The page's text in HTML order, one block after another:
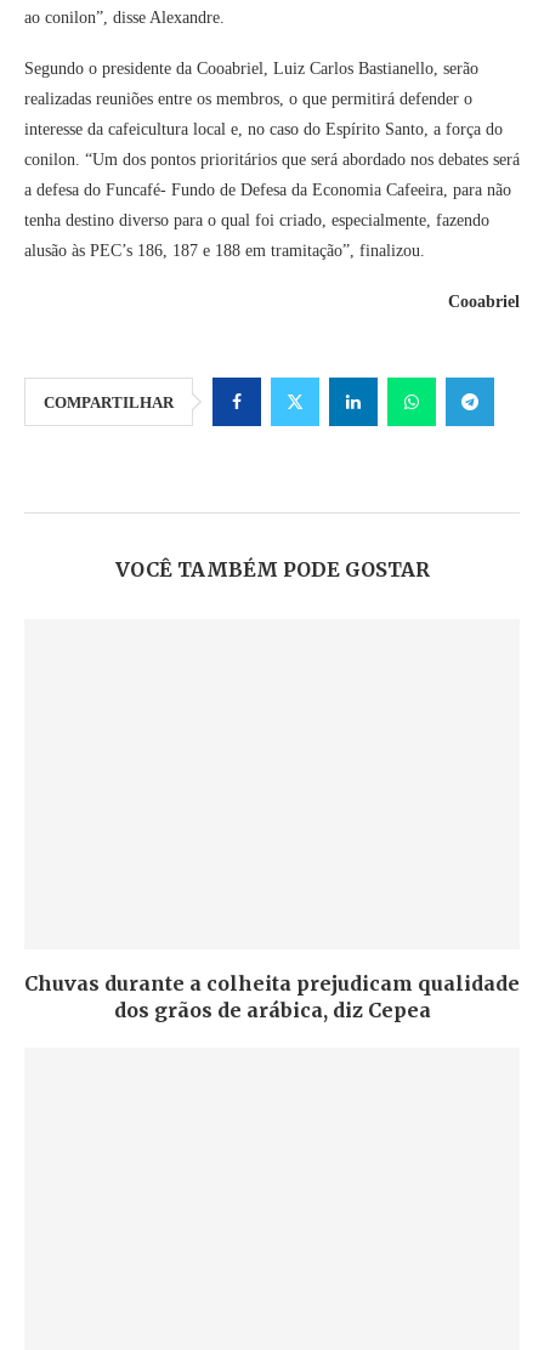
ao conilon”, disse Alexandre.
Segundo o presidente da Cooabriel, Luiz Carlos Bastianello, serão
realizadas reuniões entre os membros, o que permitirá defender o
interesse da cafeicultura local e, no caso do Espírito Santo, a força do
conilon. “Um dos pontos prioritários que será abordado nos debates será
a defesa do Funcafé- Fundo de Defesa da Economia Cafeeira, para não
tenha destino diverso para o qual foi criado, especialmente, fazendo
alusão às PEC’s 186, 187 e 188 em tramitação”, finalizou.
Cooabriel
COMPARTILHAR
VOCÊ TAMBÉM PODE GOSTAR
Chuvas durante a colheita prejudicam qualidade
dos grãos de arábica, diz Cepea